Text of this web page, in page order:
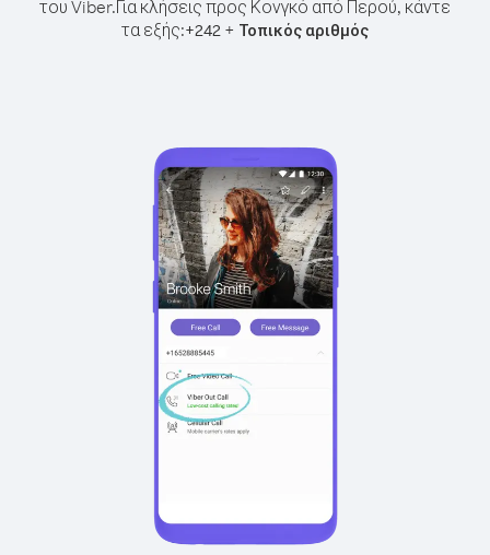
του Viber.Για κλήσεις προς Κονγκό από Περού, κάντε
τα εξής:+242 + Τοπικός αριθμός